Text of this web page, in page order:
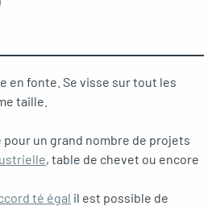
en fonte. Se visse sur tout les
taille.
un grand nombre de projets
, table de chevet ou encore
té égal il est possible de